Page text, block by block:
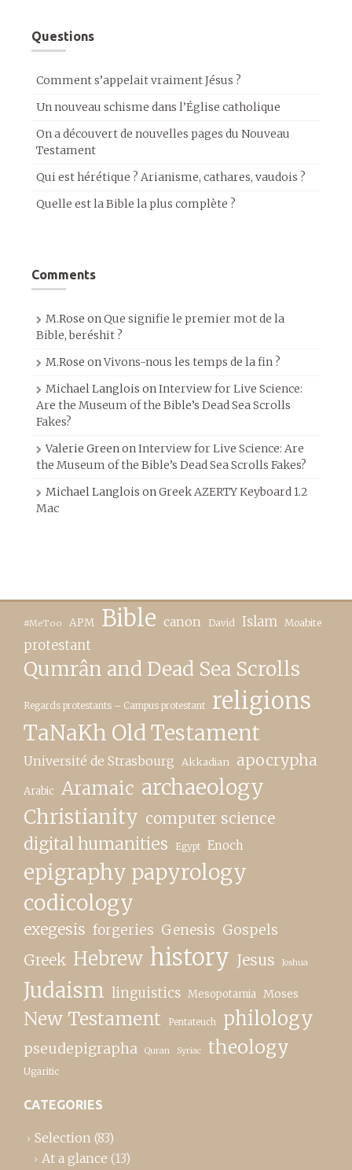
Questions
Comment s’appelait vraiment Jésus ?
Un nouveau schisme dans l’Église catholique
On a découvert de nouvelles pages du Nouveau
Testament
Qui est hérétique ? Arianisme, cathares, vaudois ?
Quelle est la Bible la plus complète ?
Comments
M.Rose onQue signifie le premier mot de la
Bible, beréshit ?
M.Rose onVivons-nous les temps de la fin ?
Michael Langlois onInterview for Live Science:
Are the Museum of the Bible’s Dead Sea Scrolls
Fakes?
Valerie GreenonInterview for Live Science: Are
the Museum of the Bible’s Dead Sea Scrolls Fakes?
Michael Langlois onGreek AZERTY Keyboard 1.2
Mac
#MeToo APM Bible canon David Islam Moabite
protestant
Qumrân and Dead Sea Scrolls
Regards protestants – Campus protestant religions
TaNaKh Old Testament
Université de Strasbourg Akkadian apocrypha
Arabic Aramaic archaeology
Christianity computer science
digital humanities Egypt Enoch
epigraphy papyrology
codicology
exegesis forgeries Genesis Gospels
Greek Hebrew history Jesus Joshua
Judaism linguistics Mesopotamia Moses
New Testament Pentateuch philology
pseudepigrapha Quran Syriac theology
Ugaritic
CATEGORIES
Selection (83)
At a glance (13)